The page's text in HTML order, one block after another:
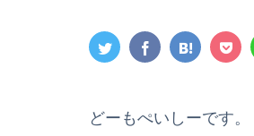
どーもぺいしーです。